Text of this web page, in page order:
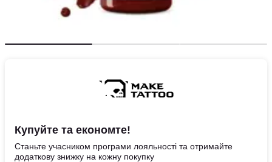
Купуйте та економте!
Станьте учасником програми лояльності та отримайте
додаткову знижку на кожну покупку